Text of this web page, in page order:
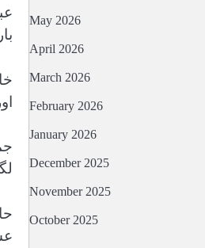
May 2026
April 2026
March 2026
February 2026
January 2026
December 2025
November 2025
October 2025